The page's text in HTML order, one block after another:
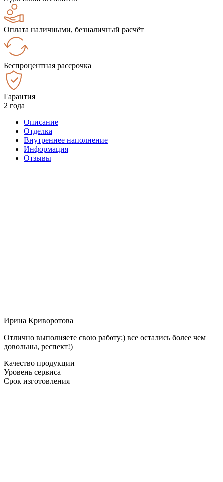
Оплата наличными, безналичный расчёт
Беспроцентная рассрочка
Гарантия
2 года
Описание
Отделка
Внутреннее наполнение
Информация
Отзывы
Ирина Криворотова
Отлично выполняете свою работу:) все остались более чем
довольны, респект!)
Качество продукции
Уровень сервиса
Срок изготовления